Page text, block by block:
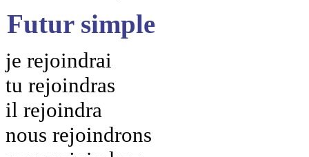
Futur simple
je rejoindrai
tu rejoindras
il rejoindra
nous rejoindrons